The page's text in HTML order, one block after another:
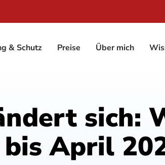
& Schutz Preise Über mich
sich:
April